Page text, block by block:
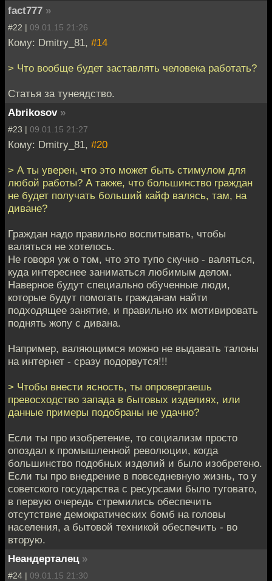
fact777 »
#22 | 09.01.15 21:26
Кому: Dmitry_81, #14
> Что вообще будет заставлять человека работать?
Статья за тунеядство.
Abrikosov »
#23 | 09.01.15 21:27
Кому: Dmitry_81, #20
> А ты уверен, что это может быть стимулом для
любой работы? А также, что большинство граждан
не будет получать больший кайф валясь, там, на
диване?
Граждан надо правильно воспитывать, чтобы
валяться не хотелось.
Не говоря уж о том, что это тупо скучно - валяться,
куда интереснее заниматься любимым делом.
Наверное будут специально обученные люди,
которые будут помогать гражданам найти
подходящее занятие, и правильно их мотивировать
поднять жопу с дивана.
Например, валяющимся можно не выдавать талоны
на интернет - сразу подорвутся!!!
> Чтобы внести ясность, ты опровергаешь
превосходство запада в бытовых изделиях, или
данные примеры подобраны не удачно?
Если ты про изобретение, то социализм просто
опоздал к промышленной революции, когда
большинство подобных изделий и было изобретено.
Если ты про внедрение в повседневную жизнь, то у
советского государства с ресурсами было туговато,
в первую очередь стремились обеспечить
отсутствие демократических бомб на головы
населения, а бытовой техникой обеспечить - во
вторую.
Неандерталец »
#24 | 09.01.15 21:30